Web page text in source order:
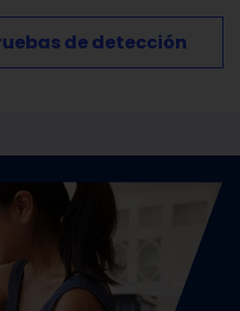
de detección